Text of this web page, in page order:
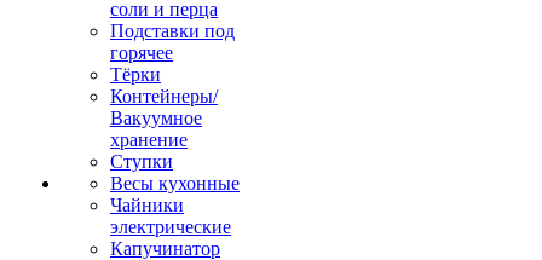
соли и перца
Подставки под
горячее
Тёрки
Контейнеры/
Вакуумное
хранение
Ступки
Весы кухонные
Чайники
электрические
Капучинатор